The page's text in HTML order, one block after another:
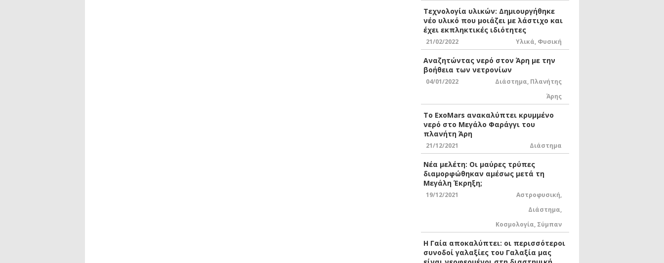
Τεχνολογία υλικών: Δημιουργήθηκε
νέο υλικό που μοιάζει με λάστιχο και
έχει εκπληκτικές ιδιότητες
21/02/2022 Υλικά, Φυσική
Αναζητώντας νερό στον Άρη με την
βοήθεια των νετρονίων
04/01/2022 Διάστημα, Πλανήτης
Άρης
Το ExoMars ανακαλύπτει κρυμμένο
νερό στο Μεγάλο Φαράγγι του
πλανήτη Άρη
21/12/2021 Διάστημα
Νέα μελέτη: Οι μαύρες τρύπες
διαμορφώθηκαν αμέσως μετά τη
Μεγάλη Έκρηξη;
19/12/2021 Αστροφυσική,
Διάστημα,
Κοσμολογία, Σύμπαν
Η Γαία αποκαλύπτει: οι περισσότεροι
συνοδοί γαλαξίες του Γαλαξία μας